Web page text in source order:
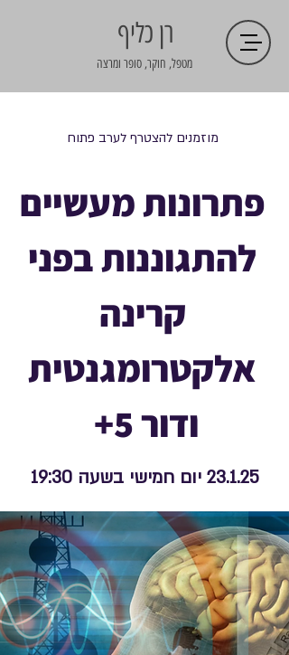
רן כליף
מטפל, חוקר, סופר ומרצה
מוזמנים להצטרף לערב פתוח
פתרונות מעשיים
להתגוננות בפני
קרינה
אלקטרומגנטית
ודור 5+
23.1.25 יום חמישי בשעה 19:30